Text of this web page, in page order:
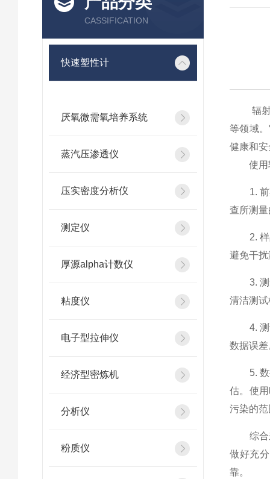
CASSIFICATION
快速塑性计
厌氧微需氧培养系统
蒸汽压渗透仪
压实密度分析仪
测定仪
厚源alpha计数仪
粘度仪
电子型拉伸仪
经济型密炼机
分析仪
粉质仪
辐射残
等领域
健康和
使用辐
1. 前期
查所测
2. 样品
避免干
3. 测量
清洁测
4. 测试
数据误差
5. 数据
估。使
污染的
综合来
做好充
靠。